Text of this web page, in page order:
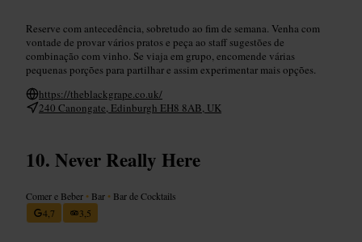
Reserve com antecedência, sobretudo ao fim de semana. Venha com
vontade de provar vários pratos e peça ao staff sugestões de
combinação com vinho. Se viaja em grupo, encomende várias
pequenas porções para partilhar e assim experimentar mais opções.
https://theblackgrape.co.uk/
240 Canongate, Edinburgh EH8 8AB, UK
Never Really Here
Comer e Beber • Bar • Bar de Cocktails
4,7
3,5